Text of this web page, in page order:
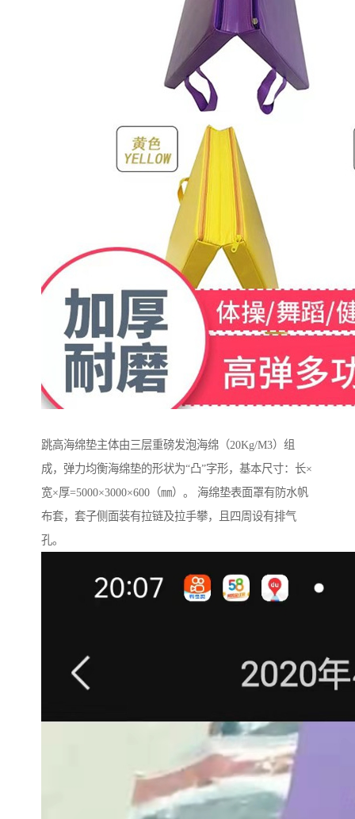
跳高海绵垫主体由三层重磅发泡海绵（20Kg/M3）组
成，弹力均衡海绵垫的形状为“凸”字形，基本尺寸：长×
宽×厚=5000×3000×600（㎜）。 海绵垫表面罩有防水帆
布套，套子侧面装有拉链及拉手攀，且四周设有排气
孔。